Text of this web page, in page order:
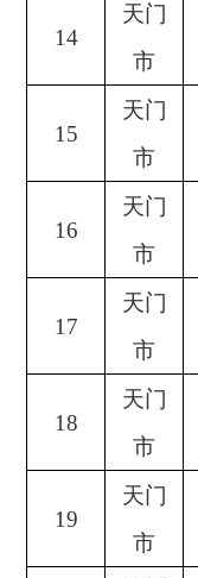
14
天门
市
15
天门
市
16
天门
市
17
天门
市
18
天门
市
19
天门
市